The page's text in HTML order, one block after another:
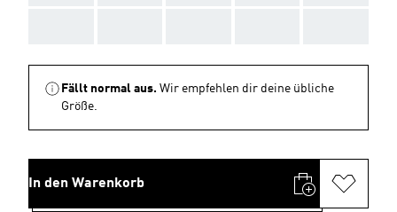
Fällt normal aus. Wir empfehlen dir deine übliche
Größe.
In den Warenkorb